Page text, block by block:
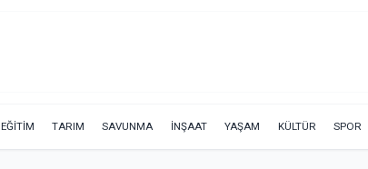
EĞİTİM TARIM SAVUNMA İNŞAAT YAŞAM KÜLTÜR SPOR